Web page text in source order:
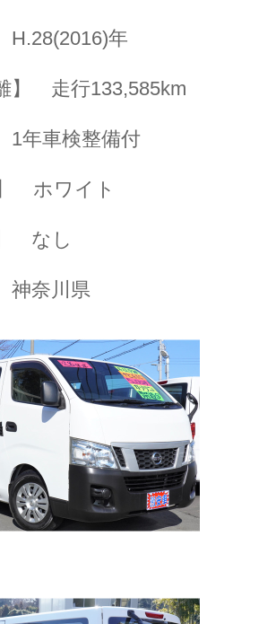
H.28(2016)年
】 走行133,585km
1年車検整備付
ホワイト
なし
神奈川県